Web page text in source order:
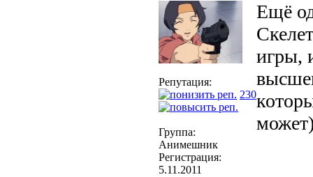
Репутация:
230
Группа:
Анимешник
Регистрация:
5.11.2011
Ещё
игры,